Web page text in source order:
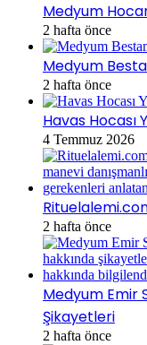
Medyum
2 hafta önce
Medyum
2 hafta önce
Havas Hocası
4 Temmuz 2026
2 hafta önce
Medyum Emir
Şikayetleri
2 hafta önce